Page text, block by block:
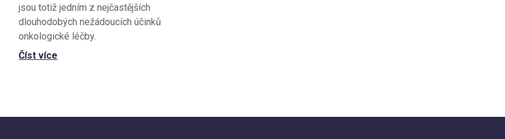
jsou totiž jedním z nejčastějších
dlouhodobých nežádoucích účinků
onkologické léčby.
Číst více